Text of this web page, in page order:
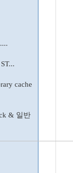
cache
& 일반